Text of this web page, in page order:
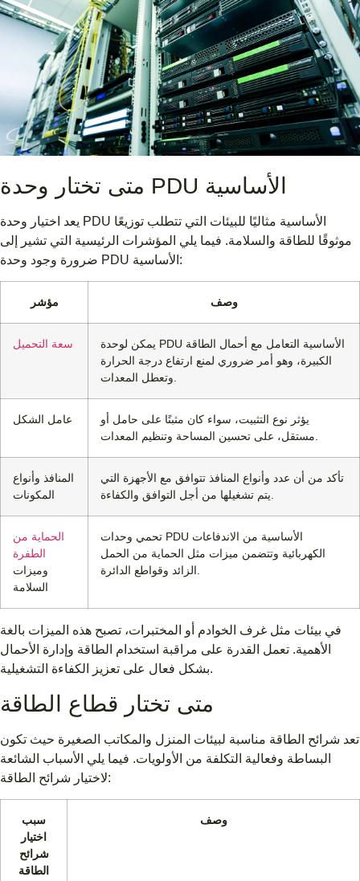
يعد اختيار وحدة PDU الأساسية مثاليًا للبيئات التي تتطلب توزيعًا
موثوقًا للطاقة والسلامة. فيما يلي المؤشرات الرئيسية التي تشير إلى
ضرورة وجود وحدة PDU الأساسية:
مؤشر وصف
سعة التحميل
يمكن لوحدة PDU الأساسية التعامل مع أحمال الطاقة
الكبيرة، وهو أمر ضروري لمنع ارتفاع درجة الحرارة
وتعطل المعدات.
عامل الشكل
يؤثر نوع التثبيت، سواء كان مثبتًا على حامل أو
مستقل، على تحسين المساحة وتنظيم المعدات.
المنافذ وأنواع
المكونات
تأكد من أن عدد وأنواع المنافذ تتوافق مع الأجهزة التي
يتم تشغيلها من أجل التوافق والكفاءة.
الحماية من
الطفرة
وميزات
السلامة
تحمي وحدات PDU الأساسية من الاندفاعات
الكهربائية وتتضمن ميزات مثل الحماية من الحمل
الزائد وقواطع الدائرة.
في بيئات مثل غرف الخوادم أو المختبرات، تصبح هذه الميزات بالغة
الأهمية. تعمل القدرة على مراقبة استخدام الطاقة وإدارة الأحمال
بشكل فعال على تعزيز الكفاءة التشغيلية.
متى تختار قطاع الطاقة
تعد شرائح الطاقة مناسبة لبيئات المنزل والمكاتب الصغيرة حيث تكون
البساطة وفعالية التكلفة من الأولويات. فيما يلي الأسباب الشائعة
لاختيار شرائح الطاقة:
سبب
اختيار
شرائح
الطاقة
وصف